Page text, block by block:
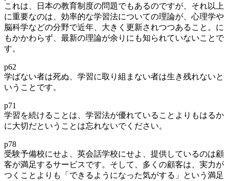
これは、日本の教育制度の問題でもあるのですが、それ以上
に重要なのは、効率的な学習法についての理論が、心理学や
脳科学などの分野で近年、大きく更新されつつあること。に
もかかわらず、最新の理論が余りにも知られていないことで
す。
p62
学ばない者は死ぬ、学習に取り組まない者は生き残れないと
いうことです。
p71
学習を続けることは、学習法が優れていることよりもはるか
に大切だということは忘れないでください。
p78
受験予備校にせよ、英会話学校にせよ、提供しているのは顧
客が満足するサービスです。そして、多くの顧客は、実力が
つくことよりも「できるようになった気がする」という満足